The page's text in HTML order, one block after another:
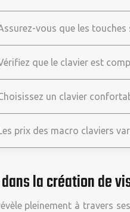
vous que les
que le clavier est
un clavier
prix des macro claviers
la création de
pleinement à travers